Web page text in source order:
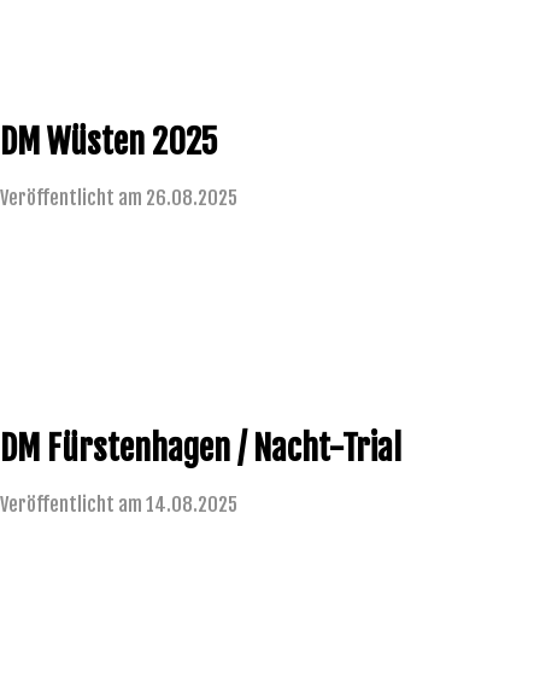
DM Wüsten 2025
Veröffentlicht am 26.08.2025
DM Fürstenhagen / Nacht-Trial
Veröffentlicht am 14.08.2025